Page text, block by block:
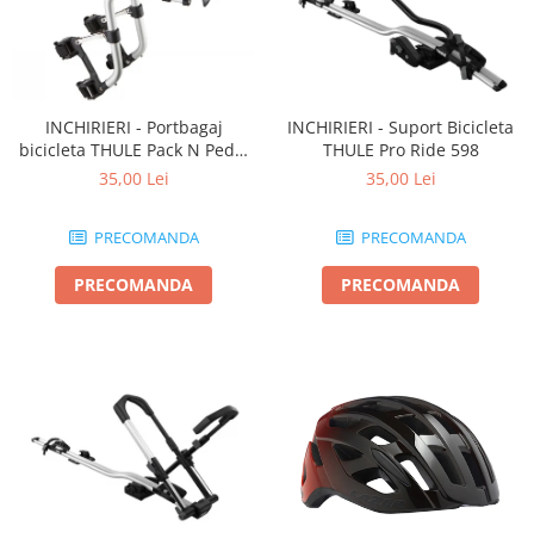
INCHIRIERI - Portbagaj
bicicleta THULE Pack N Pedal
tour rack
35,00 Lei
PRECOMANDA
PRECOMANDA
INCHIRIERI - Suport Bicicleta
THULE Pro Ride 598
35,00 Lei
PRECOMANDA
PRECOMANDA